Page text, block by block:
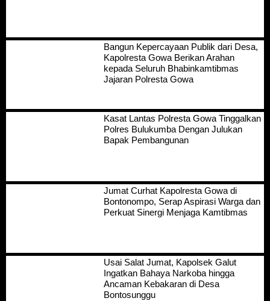
Bangun Kepercayaan Publik dari Desa,
Kapolresta Gowa Berikan Arahan
kepada Seluruh Bhabinkamtibmas
Jajaran Polresta Gowa
Kasat Lantas Polresta Gowa Tinggalkan
Polres Bulukumba Dengan Julukan
Bapak Pembangunan
Jumat Curhat Kapolresta Gowa di
Bontonompo, Serap Aspirasi Warga dan
Perkuat Sinergi Menjaga Kamtibmas
Usai Salat Jumat, Kapolsek Galut
Ingatkan Bahaya Narkoba hingga
Ancaman Kebakaran di Desa
Bontosunggu